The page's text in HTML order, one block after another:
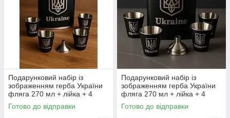
Подарунковий набір із
зображенням герба України
фляга 270 мл + лійка + 4
стопки Чорна
Готово до відправки
Подарунковий набір із
зображенням герба України
фляга 270 мл + лійка + 4
стопки Чорна
Готово до відправки